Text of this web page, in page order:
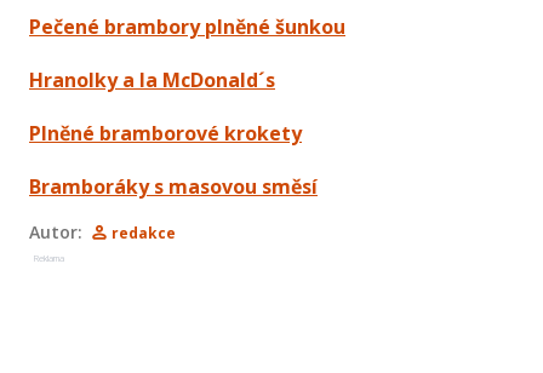
Pečené brambory plněné šunkou
Hranolky a la McDonald´s
Plněné bramborové krokety
Bramboráky s masovou směsí
Autor: redakce
Reklama